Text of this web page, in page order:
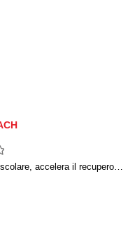
accelera il recupero…